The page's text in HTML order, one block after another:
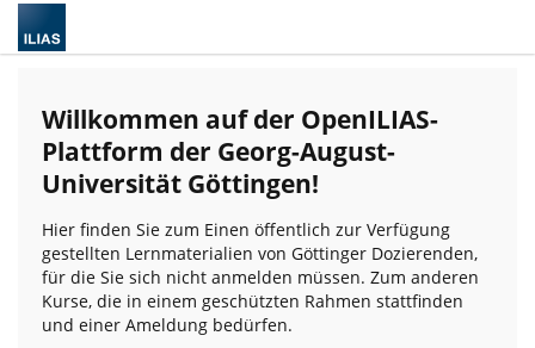
Willkommen auf der OpenILIAS-
Plattform der Georg-August-
Universität Göttingen!
Hier finden Sie zum Einen öffentlich zur Verfügung
gestellten Lernmaterialien von Göttinger Dozierenden,
für die Sie sich nicht anmelden müssen. Zum anderen
Kurse, die in einem geschützten Rahmen stattfinden
und einer Ameldung bedürfen.